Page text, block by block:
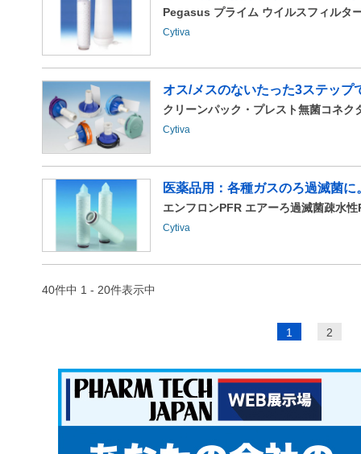
Pegasus プライム ウイルスフィルタ
Cytiva
オス/メスのないたった3ステップ
クリーンパック・プレスト無菌コネク
Cytiva
医薬品用：各種ガスのろ過滅菌
エンフロンPFR エアーろ過滅菌疎水
Cytiva
40件中 1 - 20件表示中
1 2